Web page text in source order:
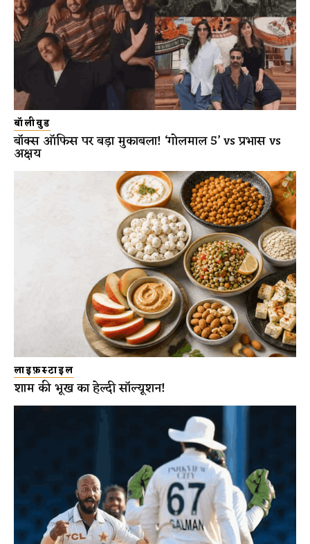
बॉलीवुड
बॉक्स ऑफिस पर बड़ा मुकाबला! ‘गोलमाल 5’ vs प्रभास vs
अक्षय
लाइफ़स्टाइल
शाम की भूख का हेल्दी सॉल्यूशन!